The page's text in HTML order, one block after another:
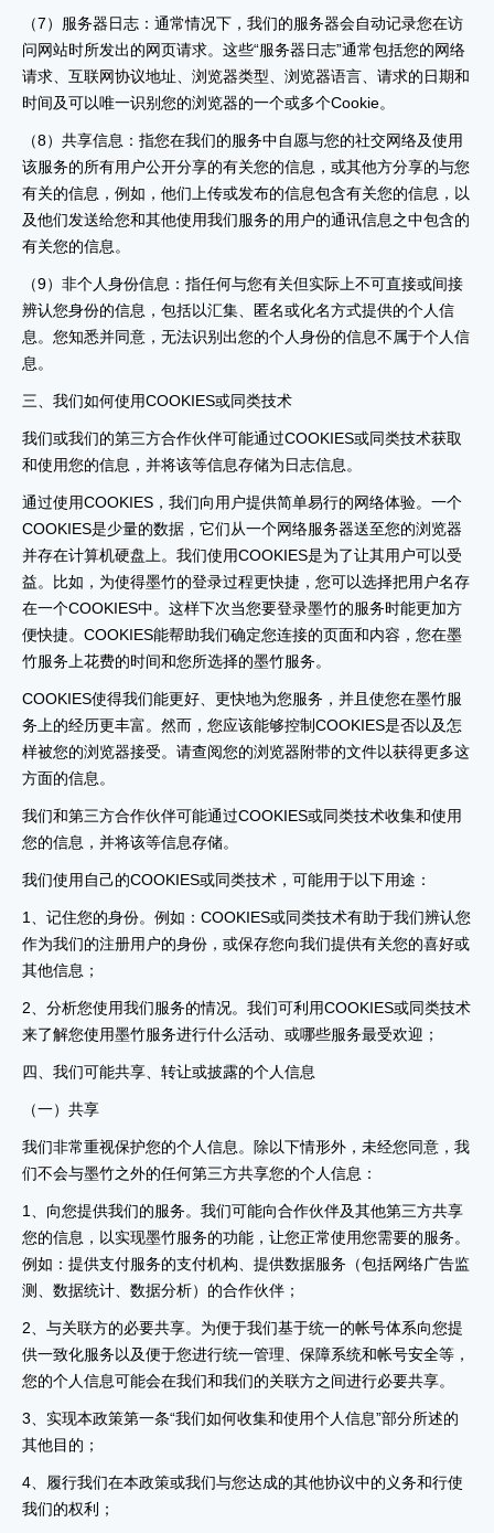
（7）服务器日志：通常情况下，我们的服务器会自动记录您在访
问网站时所发出的网页请求。这些“服务器日志”通常包括您的网络
请求、互联网协议地址、浏览器类型、浏览器语言、请求的日期和
时间及可以唯一识别您的浏览器的一个或多个Cookie。
（8）共享信息：指您在我们的服务中自愿与您的社交网络及使用
该服务的所有用户公开分享的有关您的信息，或其他方分享的与您
有关的信息，例如，他们上传或发布的信息包含有关您的信息，以
及他们发送给您和其他使用我们服务的用户的通讯信息之中包含的
有关您的信息。
（9）非个人身份信息：指任何与您有关但实际上不可直接或间接
辨认您身份的信息，包括以汇集、匿名或化名方式提供的个人信
息。您知悉并同意，无法识别出您的个人身份的信息不属于个人信
息。
三、我们如何使用COOKIES或同类技术
我们或我们的第三方合作伙伴可能通过COOKIES或同类技术获取
和使用您的信息，并将该等信息存储为日志信息。
通过使用COOKIES，我们向用户提供简单易行的网络体验。一个
COOKIES是少量的数据，它们从一个网络服务器送至您的浏览器
并存在计算机硬盘上。我们使用COOKIES是为了让其用户可以受
益。比如，为使得墨竹的登录过程更快捷，您可以选择把用户名存
在一个COOKIES中。这样下次当您要登录墨竹的服务时能更加方
便快捷。COOKIES能帮助我们确定您连接的页面和内容，您在墨
竹服务上花费的时间和您所选择的墨竹服务。
COOKIES使得我们能更好、更快地为您服务，并且使您在墨竹服
务上的经历更丰富。然而，您应该能够控制COOKIES是否以及怎
样被您的浏览器接受。请查阅您的浏览器附带的文件以获得更多这
方面的信息。
我们和第三方合作伙伴可能通过COOKIES或同类技术收集和使用
您的信息，并将该等信息存储。
我们使用自己的COOKIES或同类技术，可能用于以下用途：
1、记住您的身份。例如：COOKIES或同类技术有助于我们辨认您
作为我们的注册用户的身份，或保存您向我们提供有关您的喜好或
其他信息；
2、分析您使用我们服务的情况。我们可利用COOKIES或同类技术
来了解您使用墨竹服务进行什么活动、或哪些服务最受欢迎；
四、我们可能共享、转让或披露的个人信息
（一）共享
我们非常重视保护您的个人信息。除以下情形外，未经您同意，我
们不会与墨竹之外的任何第三方共享您的个人信息：
1、向您提供我们的服务。我们可能向合作伙伴及其他第三方共享
您的信息，以实现墨竹服务的功能，让您正常使用您需要的服务。
例如：提供支付服务的支付机构、提供数据服务（包括网络广告监
测、数据统计、数据分析）的合作伙伴；
2、与关联方的必要共享。为便于我们基于统一的帐号体系向您提
供一致化服务以及便于您进行统一管理、保障系统和帐号安全等，
您的个人信息可能会在我们和我们的关联方之间进行必要共享。
3、实现本政策第一条“我们如何收集和使用个人信息”部分所述的
其他目的；
4、履行我们在本政策或我们与您达成的其他协议中的义务和行使
我们的权利；